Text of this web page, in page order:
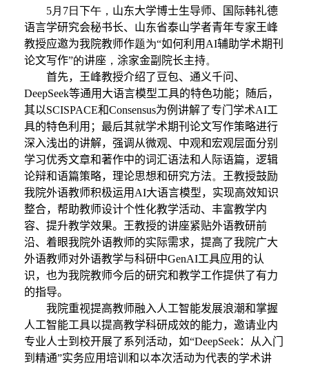
5月 7日 下午， 山东大学博士生导师、国际韩礼德
语言学研究会秘书长、山东省泰山学者青年专家王峰
教授应邀为我院教师作题为“如何利用AI辅助学术期刊
论文写作”的讲座 ， 涂家金副院长主持。
首先，王峰教授介绍了豆包、通义千问、
DeepSeek等通用 大语言模型工具的特色功能；随后，
其以SCISPACE和Consensus为例讲解了专门学术AI工
具的特色利用；最后其就学术期刊论文写作策略进行
深入浅出的讲解，强调从微观、中观和宏观层面分别
学习优秀文章和著作中的词汇语法和人际语篇，逻辑
论辩和语篇策略，理论思想和研究方法。 王教授鼓励
我院外语教师积极运用AI大语言模型，实现高效知识
整合，帮助教师设计个性化教学活动、丰富教学内
容、提升教学效果。王教授的讲座紧贴外语教研前
沿、着眼我院外语教师的实际需求，提高了我院广大
外语教师对外语教学与科研中GenAI工具应用的认
识，也为我院教师今后的研究和教学工作提供了有力
的指导。
我院重视提高教师融入人工智能发展浪潮和掌握
人工智能工具以提高教学科研成效的能力，邀请业内
专业人士到校开展了系列活动，如“DeepSeek：从入门
到精通”实务应用培训和以本次活动为代表的学术讲